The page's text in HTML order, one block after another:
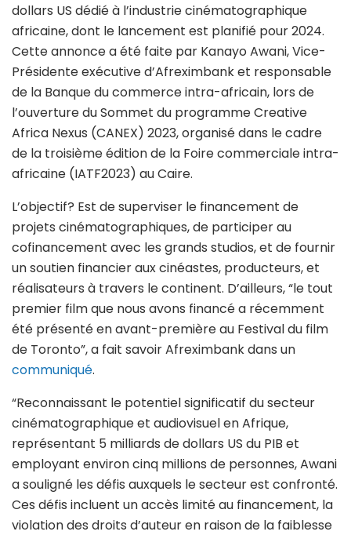
dollars US dédié à l’industrie cinématographique
africaine, dont le lancement est planifié pour 2024.
Cette annonce a été faite par Kanayo Awani, Vice-
Présidente exécutive d’Afreximbank et responsable
de la Banque du commerce intra-africain, lors de
l’ouverture du Sommet du programme Creative
Africa Nexus (CANEX) 2023, organisé dans le cadre
de la troisième édition de la Foire commerciale intra-
africaine (IATF2023) au Caire.
L’objectif? Est de superviser le financement de
projets cinématographiques, de participer au
cofinancement avec les grands studios, et de fournir
un soutien financier aux cinéastes, producteurs, et
réalisateurs à travers le continent. D’ailleurs, “le tout
premier film que nous avons financé a récemment
été présenté en avant-première au Festival du film
de Toronto”, a fait savoir Afreximbank dans un
communiqué.
“Reconnaissant le potentiel significatif du secteur
cinématographique et audiovisuel en Afrique,
représentant 5 milliards de dollars US du PIB et
employant environ cinq millions de personnes, Awani
a souligné les défis auxquels le secteur est confronté.
Ces défis incluent un accès limité au financement, la
violation des droits d’auteur en raison de la faiblesse